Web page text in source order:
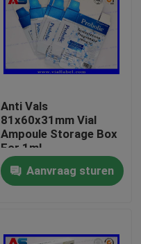
Anti Vals
81x60x31mm Vial
Ampoule Storage Box
For 1ml
Testosteronpropionaat
Aanvraag sturen